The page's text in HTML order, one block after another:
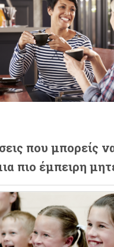
που μπορείς
πιο έμπειρη